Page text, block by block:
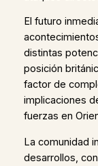
El futuro
distintas
posición
factor de
implicaciones
fuerzas en
La comunidad
desarrollos,